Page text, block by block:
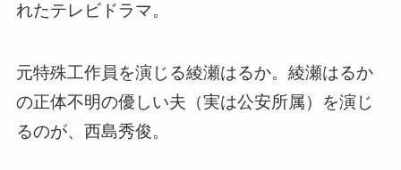
れたテレビドラマ。
元特殊工作員を演じる綾瀬はるか。綾瀬はるか
の正体不明の優しい夫（実は公安所属）を演じ
るのが、西島秀俊。